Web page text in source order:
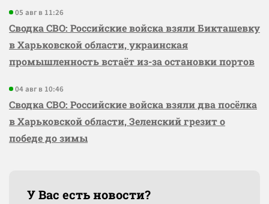
05 авг в 11:26
Сводка СВО: Российские войска взяли Бикташевку
в Харьковской области, украинская
промышленность встаёт из-за остановки портов
04 авг в 10:46
Сводка СВО: Российские войска взяли два посёлка
в Харьковской области, Зеленский грезит о
победе до зимы
У Вас есть новости?